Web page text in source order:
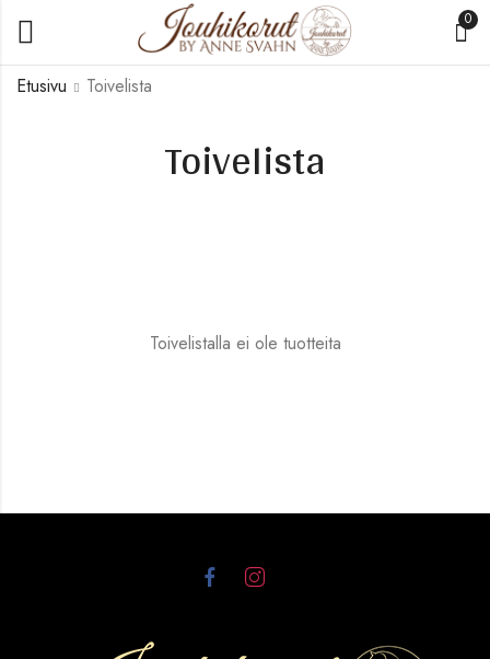
0
Toivelista
Etusivu Toivelista
Toivelistalla ei ole tuotteita